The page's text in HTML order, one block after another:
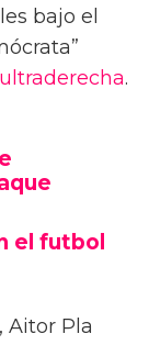
bajo el
ultraderecha.
el futbol
Aitor Pla